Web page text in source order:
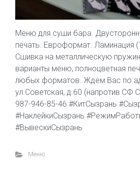
Меню для суши бара.
печать. Евроформат. Ламинация
Сшивка на металлическую
варианты меню, полноцветная
любых форматов. Ждем Вас по
ул.Советская, д.60 (напротив СФ
987-946-85-46 #КитСызрань
#НаклейкиСызрань
#ВывескиСызрань
Меню